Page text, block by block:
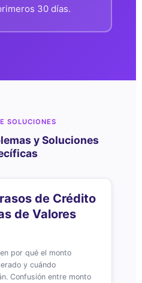
30 días.
SOLUCIONES
y Soluciones
de Crédito
de Valores
por qué el monto
y cuándo
Confusión entre monto